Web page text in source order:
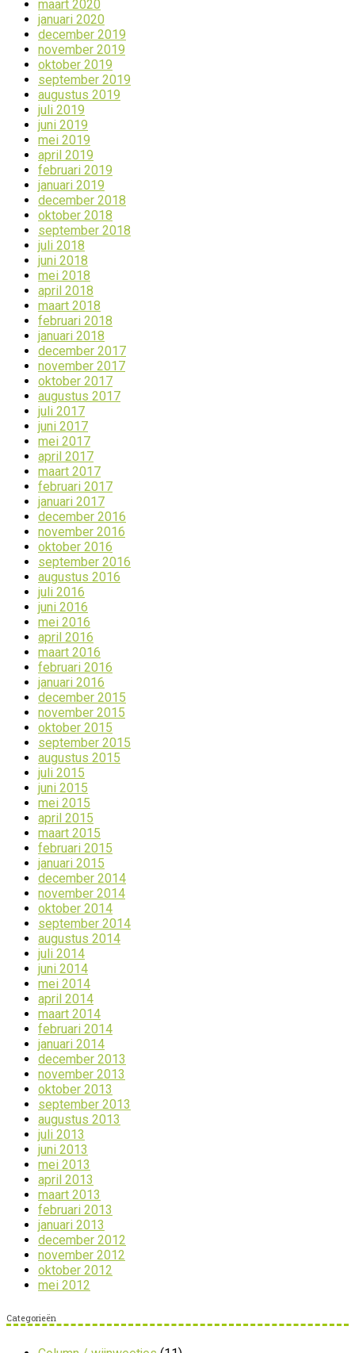
maart 2020
januari 2020
december 2019
november 2019
oktober 2019
september 2019
augustus 2019
juli 2019
juni 2019
mei 2019
april 2019
februari 2019
januari 2019
december 2018
oktober 2018
september 2018
juli 2018
juni 2018
mei 2018
april 2018
maart 2018
februari 2018
januari 2018
december 2017
november 2017
oktober 2017
augustus 2017
juli 2017
juni 2017
mei 2017
april 2017
maart 2017
februari 2017
januari 2017
december 2016
november 2016
oktober 2016
september 2016
augustus 2016
juli 2016
juni 2016
mei 2016
april 2016
maart 2016
februari 2016
januari 2016
december 2015
november 2015
oktober 2015
september 2015
augustus 2015
juli 2015
juni 2015
mei 2015
april 2015
maart 2015
februari 2015
januari 2015
december 2014
november 2014
oktober 2014
september 2014
augustus 2014
juli 2014
juni 2014
mei 2014
april 2014
maart 2014
februari 2014
januari 2014
december 2013
november 2013
oktober 2013
september 2013
augustus 2013
juli 2013
juni 2013
mei 2013
april 2013
maart 2013
februari 2013
januari 2013
december 2012
november 2012
oktober 2012
mei 2012
Categorieën